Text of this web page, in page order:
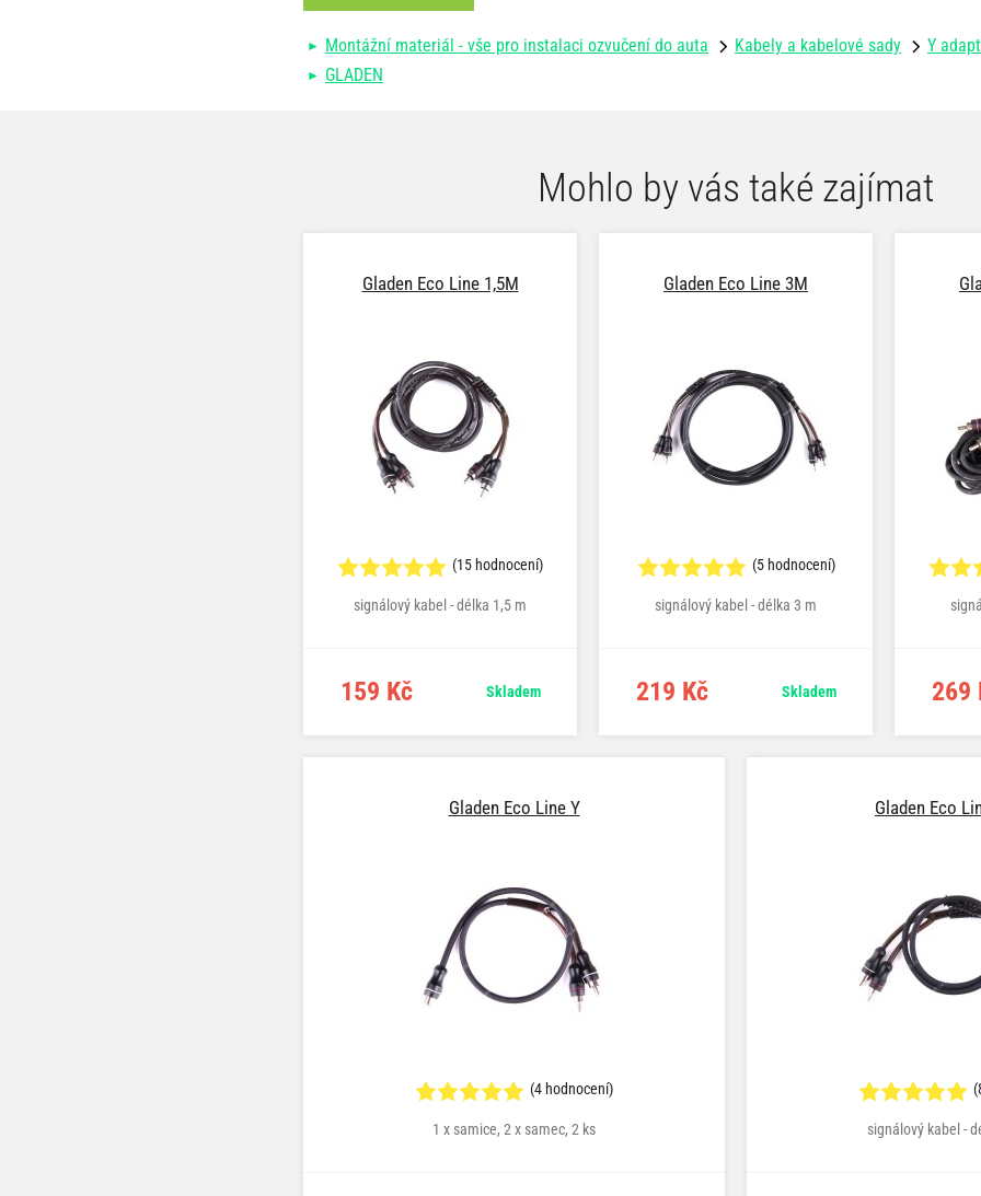
Montážní materiál - vše pro instalaci ozvučení do auta Kabely a kabelové sady
Y
GLADEN
Mohlo by vás také zajímat
Gladen Eco Line 1,5M
(15 hodnocení)
signálový kabel - délka 1,5 m
159 Kč Skladem
Gladen Eco Line 3M
(5 hodnocení)
signálový kabel - délka 3 m
219 Kč Skladem 269
Gladen Eco Line Y
(4 hodnocení)
1 x samice, 2 x samec, 2 ks
Gladen Eco
signálový kabel -